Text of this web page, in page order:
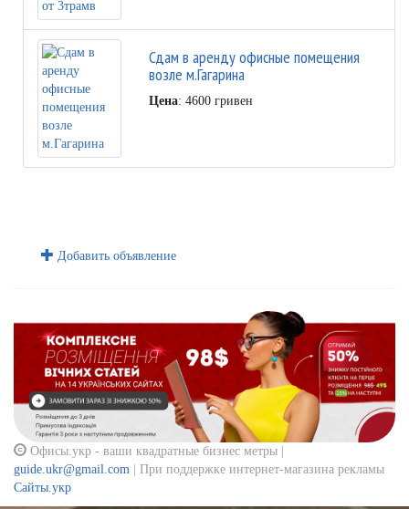
Сдам в аренду офисные помещения
возле м.Гагарина
Цена: 4600 гривен
Добавить объявление
Офисы.укр - ваши квадратные бизнес метры |
guide.ukr@gmail.com | При поддержке интернет-магазина рекламы
Сайты.укр